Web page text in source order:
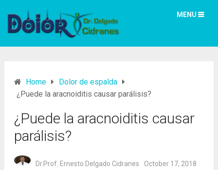
MENU
Home
Dolor de espalda
¿Puede la aracnoiditis causar parálisis?
¿Puede la aracnoiditis causar
parálisis?
Dr.Prof. Ernesto Delgado Cidranes October 17, 2018